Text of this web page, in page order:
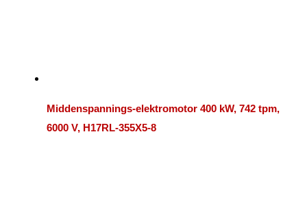
Middenspannings-elektromotor 400 kW, 742 tpm,
6000 V, H17RL-355X5-8